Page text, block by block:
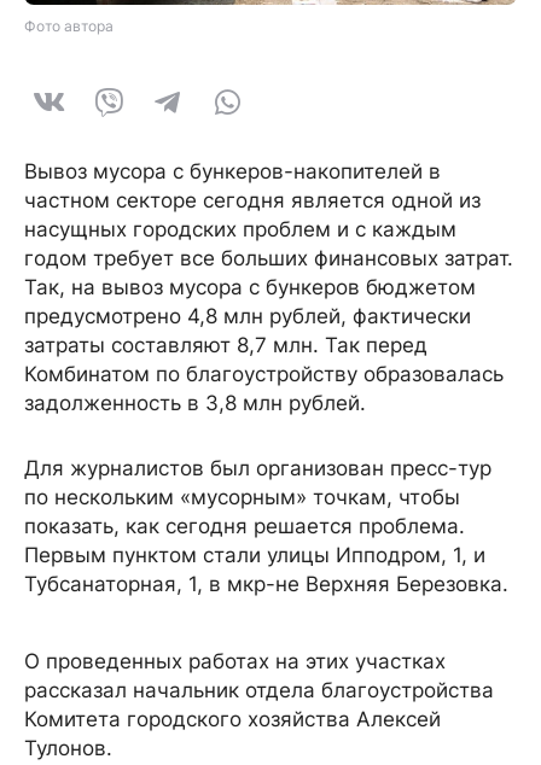
Фото автора
Вывоз мусора с бункеров-накопителей в
частном секторе сегодня является одной из
насущных городских проблем и с каждым
годом требует все больших финансовых затрат.
Так, на вывоз мусора с бункеров бюджетом
предусмотрено 4,8 млн рублей, фактически
затраты составляют 8,7 млн. Так перед
Комбинатом по благоустройству образовалась
задолженность в 3,8 млн рублей.
Для журналистов был организован пресс-тур
по нескольким «мусорным» точкам, чтобы
показать, как сегодня решается проблема.
Первым пунктом стали улицы Ипподром, 1, и
Тубсанаторная, 1, в мкр-не Верхняя Березовка.
О проведенных работах на этих участках
рассказал начальник отдела благоустройства
Комитета городского хозяйства Алексей
Тулонов.